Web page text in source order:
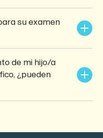
su examen
de mi hijo/a
¿pueden